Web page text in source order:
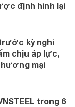
định hình lại
kỳ nghỉ
chịu áp lực,
mại
trong 6